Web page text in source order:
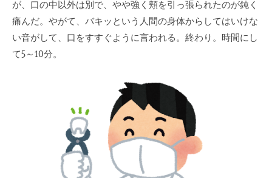
が、口の中以外は別で、やや強く頬を引っ張られたのが鈍く
痛んだ。やがて、バキッという人間の身体からしてはいけな
い音がして、口をすすぐように言われる。終わり。時間にし
て5～10分。